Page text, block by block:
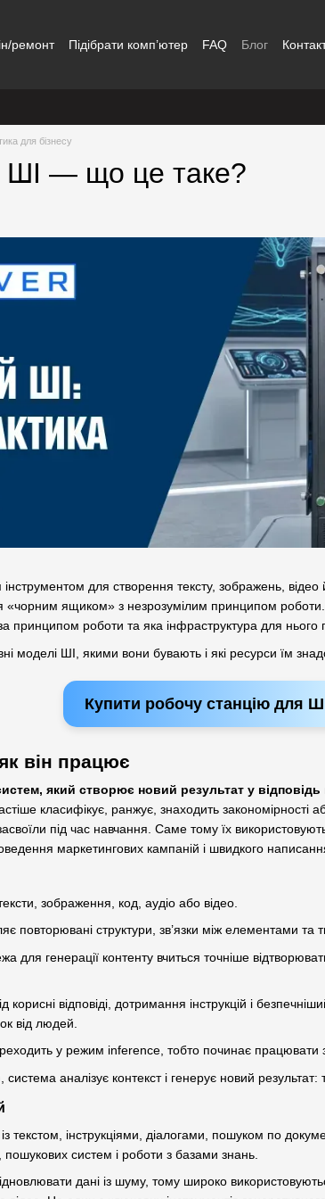
ремонт Підібрати комп’ютер FAQ Блог
для бізнесу
ШІ — що це таке?
для створення тексту, зображень, відео
«чорним ящиком» з незрозумілим принципом
принципом роботи та яка інфраструктура для
моделі ШІ, якими вони бувають і які ресурси їм
Купити робочу станцію для
він працює
який створює новий результат у відповідь
класифікує, ранжує, знаходить
під час навчання. Саме тому їх
маркетингових кампаній і швидкого
зображення, код, аудіо або відео.
повторювані структури, зв’язки між елементами та
для генерації контенту вчиться точніше
відповіді, дотримання інструкцій і
від людей.
у режим inference, тобто починає працювати
аналізує контекст і генерує новий
текстом, інструкціями, діалогами, пошуком по
пошукових систем і роботи з базами знань.
дані із шуму, тому широко